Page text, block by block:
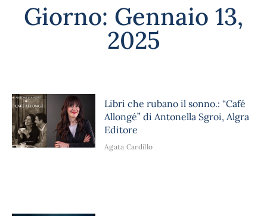
Giorno: Gennaio 13,
2025
Libri che rubano il sonno.: “Café
Allongé” di Antonella Sgroi, Algra
Editore
Agata Cardillo